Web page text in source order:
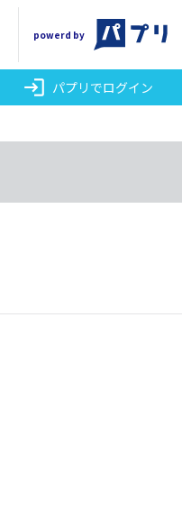
powerd by
login パプリでログイン